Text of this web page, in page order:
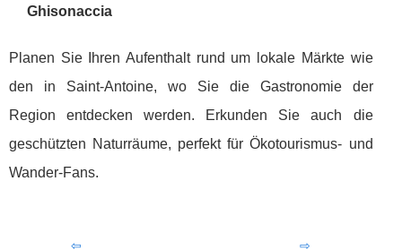
Ghisonaccia
Planen Sie Ihren Aufenthalt rund um lokale Märkte wie
den in Saint-Antoine, wo Sie die Gastronomie der
Region entdecken werden. Erkunden Sie auch die
geschützten Naturräume, perfekt für Ökotourismus- und
Wander-Fans.